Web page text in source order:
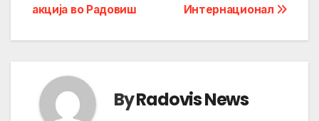
Интернационал
акција во Радовиш
ByRadovis News